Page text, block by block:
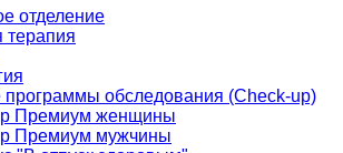
отделение
терапия
программы обследования (Check-up)
Премиум женщины
Премиум мужчины